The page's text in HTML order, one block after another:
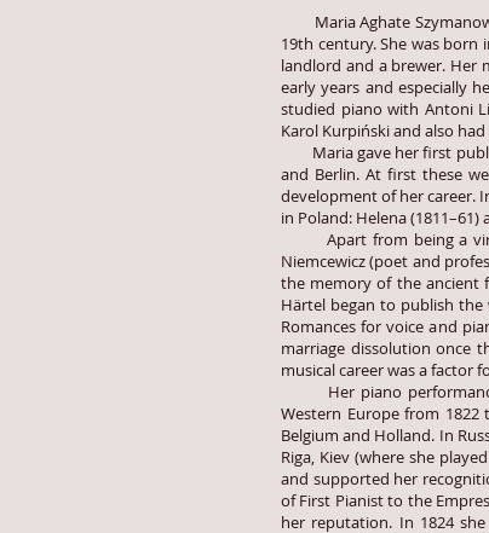
Maria Aghate
19th century. She was born
landlord and a brewer. Her
early years and especially
studied piano with Antoni
Karol Kurpiński and also
Maria gave her first public
and Berlin. At first these
development of her career.
in Poland: Helena (1811–61)
Apart from being a
Niemcewicz (poet and
the memory of the ancient
Härtel began to publish the
Romances for voice and
marriage dissolution once
musical career was a factor
Her piano performances
Western Europe from 1822
Belgium and Holland. In
Riga, Kiev (where she
and supported her
of First Pianist to the
her reputation. In 1824